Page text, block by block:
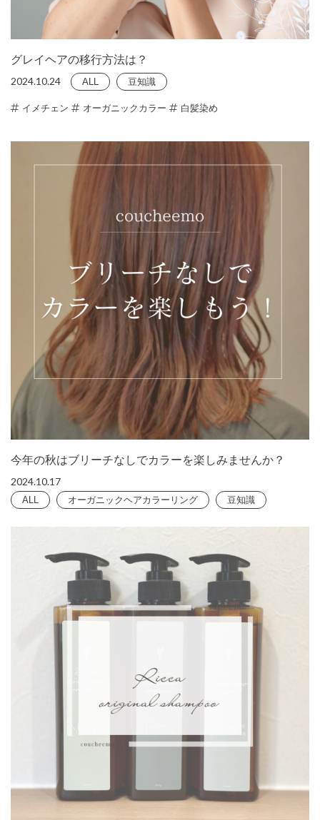
グレイヘアの移行方法は？
2024.10.24
ALL 豆知識
イメチェン オーガニックカラー 白髪染め
今年の秋はブリーチなしでカラーを楽しみませんか？
2024.10.17
ALL オーガニックヘアカラーリング 豆知識